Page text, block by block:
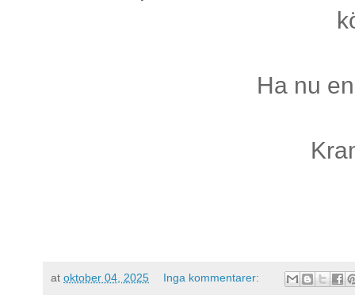
Ha nu
at oktober 04, 2025 Inga kommentarer: